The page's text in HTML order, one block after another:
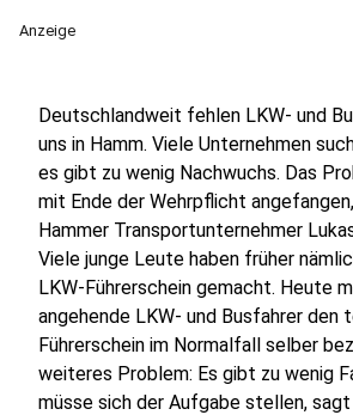
Anzeige
Deutschlandweit fehlen LKW- und
uns in Hamm. Viele Unternehmen
es gibt zu wenig Nachwuchs. Das
mit Ende der Wehrpflicht
Hammer Transportunternehmer
Viele junge Leute haben früher
LKW-Führerschein gemacht. Heute
angehende LKW- und Busfahrer den
Führerschein im Normalfall selber
weiteres Problem: Es gibt zu wenig
müsse sich der Aufgabe stellen,